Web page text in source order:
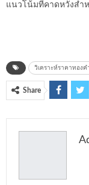
แนวโน้มที่คาดหวังสำ
วิเคราะห์ราคาทองค
Share